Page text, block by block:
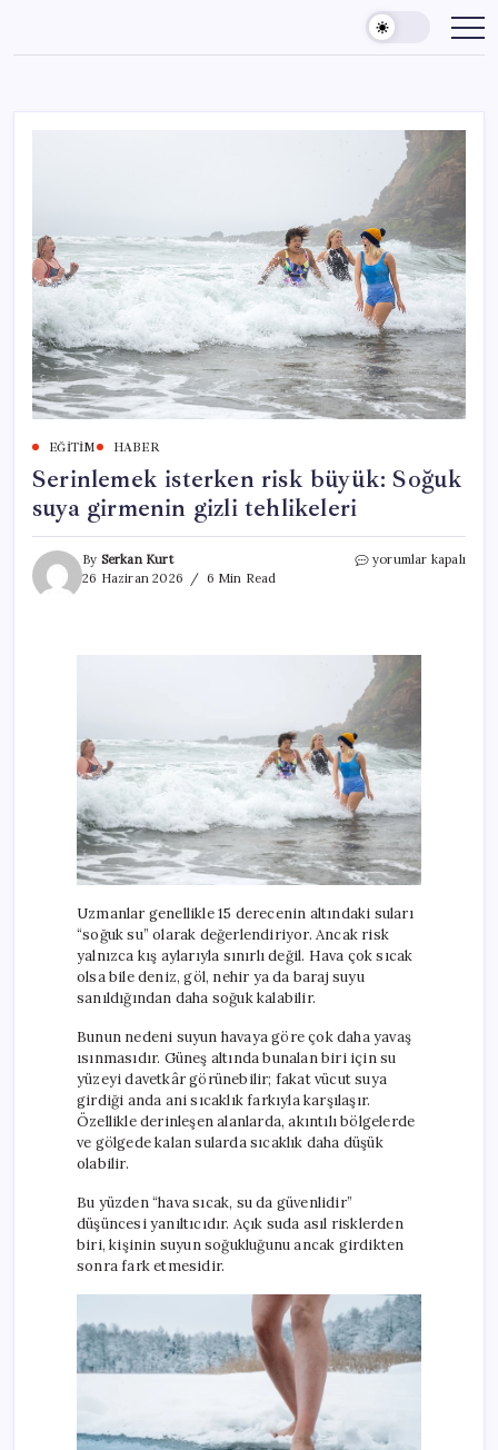
content
EĞITIM HABER
Serinlemek isterken risk büyük: Soğuk
suya girmenin gizli tehlikeleri
By Serkan Kurt
26 Haziran 2026
6 Min Read
Serinlemek
suya
girmenin
gizli
tehlikeleri
için
yorumlar kapalı
Uzmanlar genellikle 15 derecenin altındaki suları
“soğuk su” olarak değerlendiriyor. Ancak risk
yalnızca kış aylarıyla sınırlı değil. Hava çok sıcak
olsa bile deniz, göl, nehir ya da baraj suyu
sanıldığından daha soğuk kalabilir.
Bunun nedeni suyun havaya göre çok daha yavaş
ısınmasıdır. Güneş altında bunalan biri için su
yüzeyi davetkâr görünebilir; fakat vücut suya
girdiği anda ani sıcaklık farkıyla karşılaşır.
Özellikle derinleşen alanlarda, akıntılı bölgelerde
ve gölgede kalan sularda sıcaklık daha düşük
olabilir.
Bu yüzden “hava sıcak, su da güvenlidir”
düşüncesi yanıltıcıdır. Açık suda asıl risklerden
biri, kişinin suyun soğukluğunu ancak girdikten
sonra fark etmesidir.